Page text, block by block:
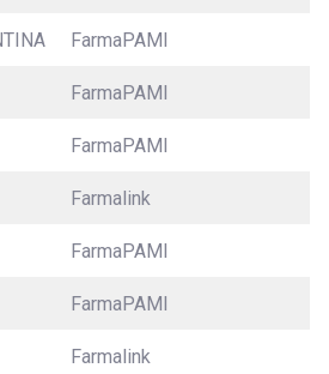
FarmaPAMI
FarmaPAMI
FarmaPAMI
Farmalink
FarmaPAMI
FarmaPAMI
Farmalink